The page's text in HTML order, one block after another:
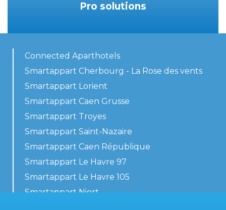
Pro solutions
Connected Aparthotels
Smartappart Cherbourg - La Rose des vents
Smartappart Lorient
Smartappart Caen Grusse
Smartappart Troyes
Smartappart Saint-Nazaire
Smartappart Caen République
Smartappart Le Havre 97
Smartappart Le Havre 105
Smartappart Niort